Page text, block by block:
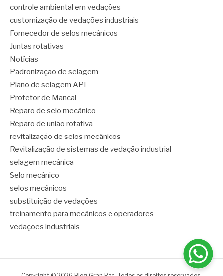
controle ambiental em vedações
customização de vedações industriais
Fornecedor de selos mecânicos
Juntas rotativas
Notícias
Padronização de selagem
Plano de selagem API
Protetor de Mancal
Reparo de selo mecânico
Reparo de união rotativa
revitalização de selos mecânicos
Revitalização de sistemas de vedação industrial
selagem mecânica
Selo mecânico
selos mecânicos
substituição de vedações
treinamento para mecânicos e operadores
vedações industriais